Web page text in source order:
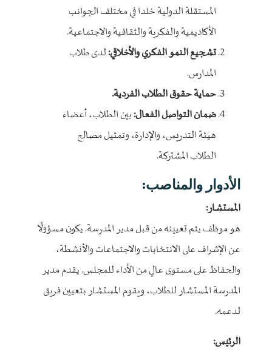
المستقلة الدولية خلدا في مختلف الجوانب
الأكاديمية والفكرية والثقافية والاجتماعية.
تشجيع النمو الفكري والأخلاقي:لدى طلاب
المدارس.
حماية حقوق الطلاب الفردية.
ضمان التواصل الفعال:بين الطلاب، أعضاء
هيئة التدريس، والإدارة، وتمثيل مصالح
الطلاب المشتركة.
الأدوار والمناصب:
المستشار:
هو موظف يتم تعيينه من قبل مدير المدرسة. يكون مسؤولًا
عن الإشراف على الانتخابات والاجتماعات والأنشطة،
والحفاظ على مستوى عالٍ من الأداء للمجلس. يقدم مدير
المدرسة المستشار للطلاب، ويقوم المستشار بتعيين فريق
لدعمه.
الرئيس: